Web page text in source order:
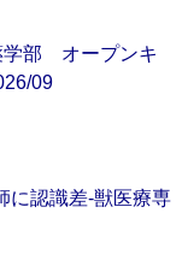
部 オープンキ
09
に認識差‐獣医療専